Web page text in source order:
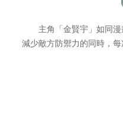
主角「金賢宇」如同漫
減少敵方防禦力的同時，